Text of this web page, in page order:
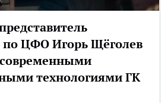
по ЦФО Игорь Щёголев
технологиями ГК